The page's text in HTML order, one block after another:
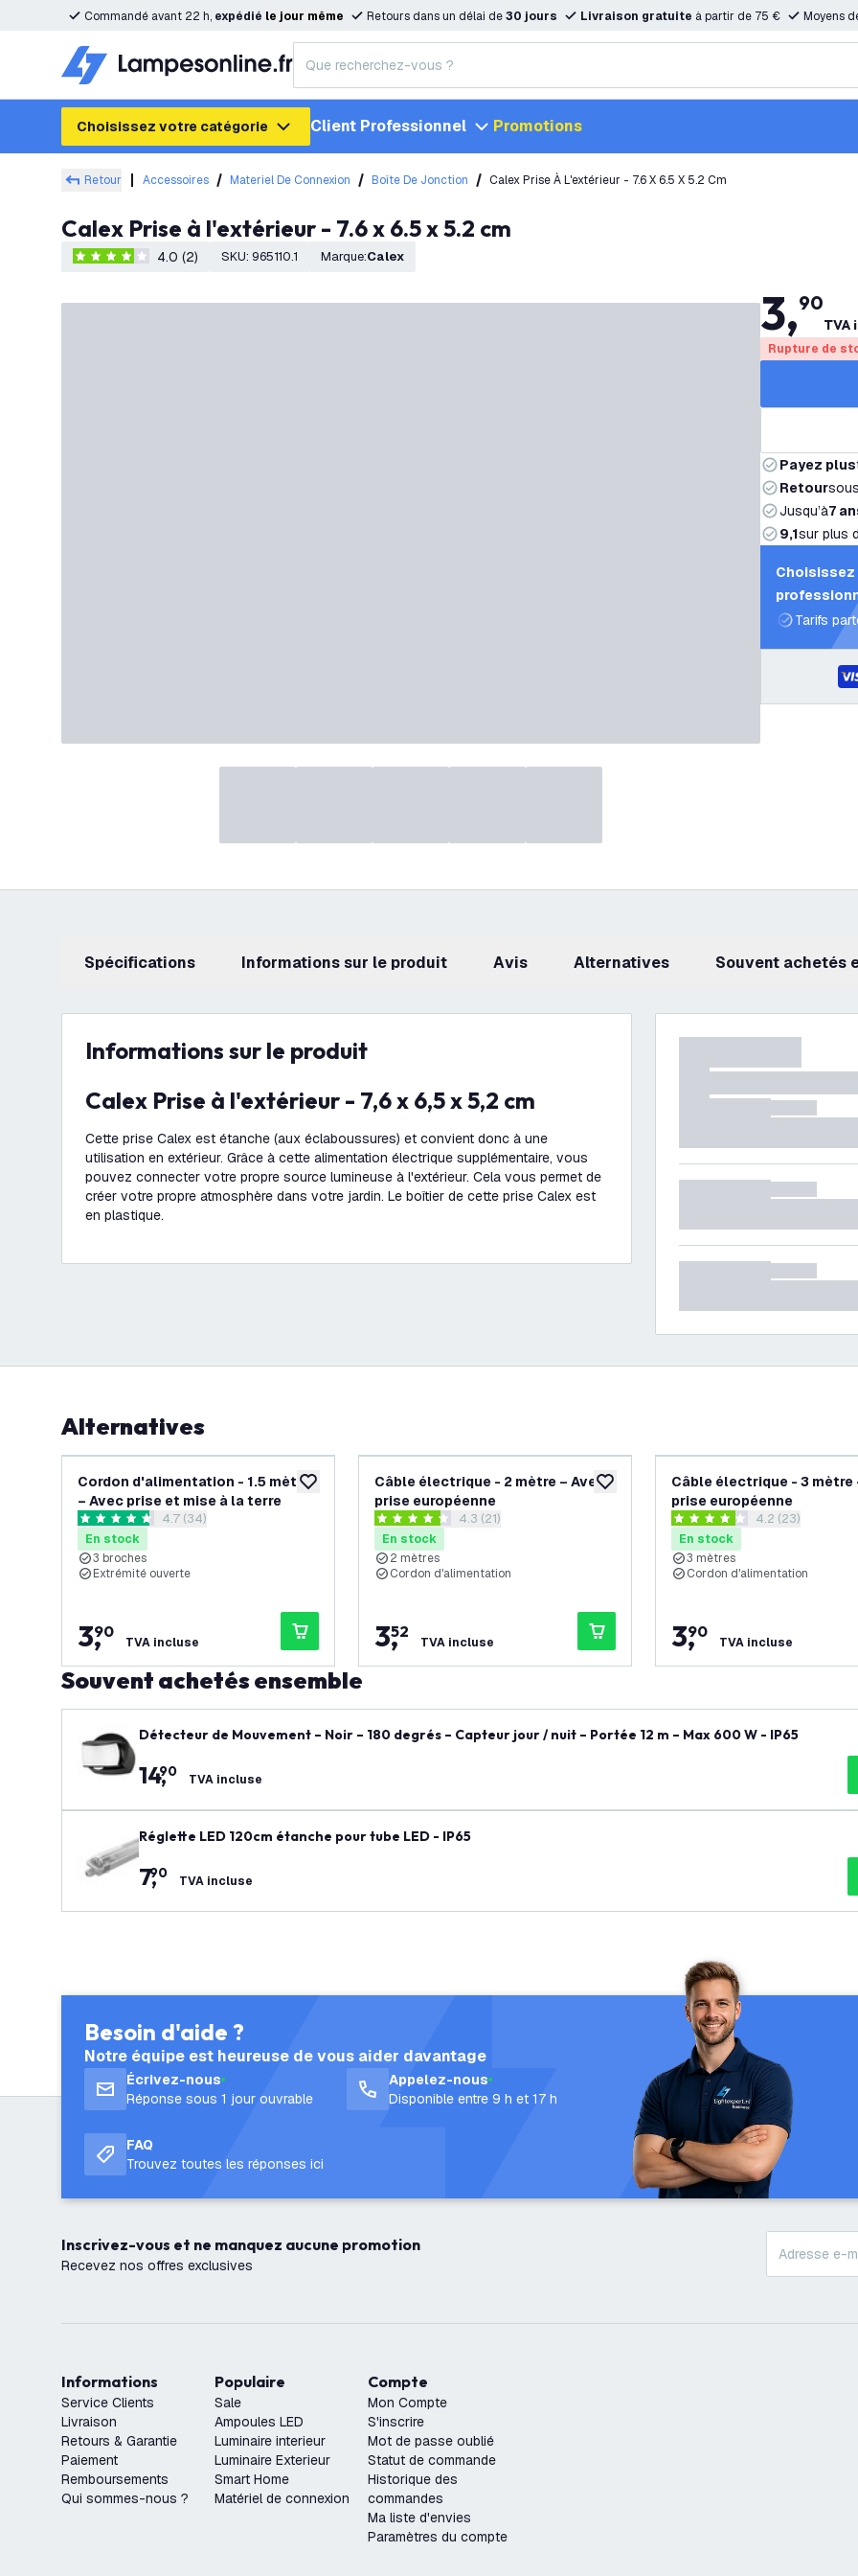
Commandé avant 22 h, expédié le jour même Retours dans un délai de30 jours Livraison gratuite à partir de 75 € Moyens
Choisissez votre catégorie Client Professionnel Promotions
Retour Accessoires Materiel De Connexion Boîte De Jonction Calex Prise À L'extérieur - 7.6 X 6.5 X 5.2 Cm
Calex Prise à l'extérieur - 7.6 x 6.5 x 5.2 cm
4 étoiles de notation
4.0 (2) SKU: 965110.1 Marque: Calex
3,90
TVA
Rupture de
Payez plus
Retoursous
Jusqu’à7
9,1sur plus
Tarifs
Spécifications Informations sur le produit avis Alternatives Souvent achetés
Informations sur le produit
Calex Prise à l'extérieur - 7,6 x 6,5 x 5,2 cm
Cette prise Calex est étanche (aux éclaboussures) et convient donc à une
utilisation en extérieur. Grâce à cette alimentation électrique supplémentaire, vous
pouvez connecter votre propre source lumineuse à l'extérieur. Cela vous permet de
créer votre propre atmosphère dans votre jardin. Le boîtier de cette prise Calex est
en plastique.
Alternatives
ajouter à la liste de souhaits
Cordon d'alimentation - 1.5 mètre
– Avec prise et mise à la terre
ouvrir le tiroir des avis
4.7 étoiles de notation
4.7 (34)
En stock
3 broches
Extrémité ouverte
3,
90
TVA incluse
ajouter à la liste de souhaits
Câble électrique - 2 mètre – Avec
prise européenne
ouvrir le tiroir des avis
4.3 étoiles de notation
4.3 (21)
En stock
2 mètres
Cordon d'alimentation
3,
52
TVA incluse
Câble électrique - 3 mètre
prise européenne
ouvrir le tiroir des
4.2 étoiles de notation
4.2 (23)
En stock
3 mètres
Cordon d'alimentation
3,
90
TVA incluse
Souvent achetés ensemble
Détecteur de Mouvement – Noir – 180 degrés – Capteur jour / nuit – Portée 12 m – Max 600 W - IP65
14,
90 TVA incluse
Réglette LED 120cm étanche pour tube LED - IP65
7,
90 TVA incluse
Besoin d'aide ?
Notre équipe est heureuse de vous aider davantage
Écrivez-nous
Réponse sous 1 jour ouvrable
Appelez-nous
Disponible entre 9 h et 17 h
FAQ
Trouvez toutes les réponses ici
Inscrivez-vous et ne manquez aucune promotion
Recevez nos offres exclusives
Informations
Service Clients
Livraison
Retours & Garantie
Paiement
Remboursements
Qui sommes-nous ?
Populaire
Sale
Ampoules LED
Luminaire interieur
Luminaire Exterieur
Smart Home
Matériel de connexion
Compte
Mon Compte
S'inscrire
Mot de passe oublié
Statut de commande
Historique des
commandes
Ma liste d'envies
Paramètres du compte